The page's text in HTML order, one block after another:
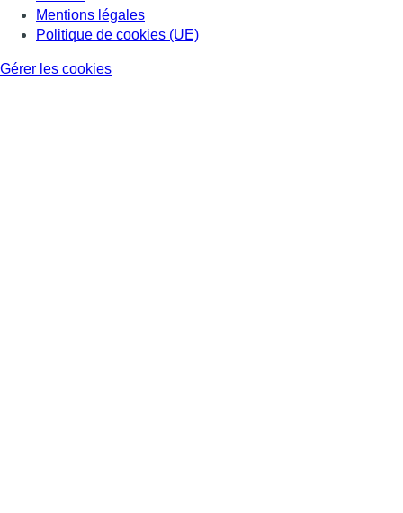
Mentions légales
Politique de cookies (UE)
Gérer les cookies